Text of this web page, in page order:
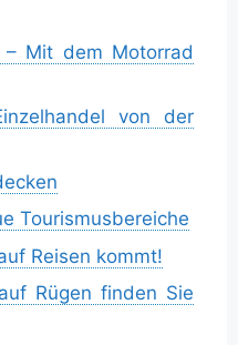
Mit dem Motorrad
von der
Tourismusbereiche
Reisen kommt!
Rügen finden Sie